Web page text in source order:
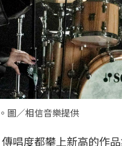
圖／相信音樂提供
唱度都攀上新高的作